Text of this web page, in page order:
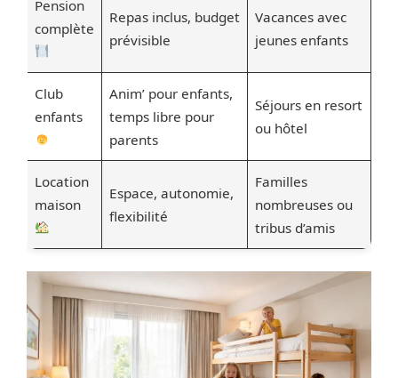
Pension
complète
Repas inclus, budget
prévisible
Vacances avec
jeunes enfants
Club
enfants
Anim’ pour enfants,
temps libre pour
parents
Séjours en resort
ou hôtel
Location
maison
Espace, autonomie,
flexibilité
Familles
nombreuses ou
tribus d’amis